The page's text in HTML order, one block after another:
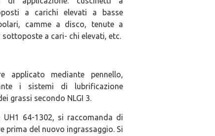
a carichi elevati a basse
camme a disco, tenute a
a cari- chi elevati, etc.
applicato mediante pennello,
i sistemi di lubrificazione
grassi secondo NLGI 3.
UH1 64-1302, si raccomanda di
prima del nuovo ingrassaggio. Si